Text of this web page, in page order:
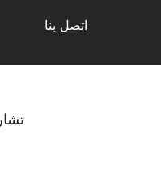
اتصل بنا